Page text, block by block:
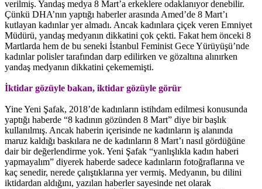
verilmiş. Yandaş medya 8 Mart’a erkeklere odaklanıyor denebilir.
Çünkü DHA’nın yaptığı haberler arasında Amed’de 8 Mart’ı
kutlayan kadınlar yer almadı. Ancak kadınlara çiçek veren Emniyet
Müdürü, yandaş medyanın dikkatini çok çekti. Fakat hem önceki 8
Martlarda hem de bu seneki İstanbul Feminist Gece Yürüyüşü’nde
kadınlar polisler tarafından darp edilirken ve gözaltına alınırken
yandaş medyanın dikkatini çekememişti.
İktidar gözüyle bakan, iktidar gözüyle görür
Yine Yeni Şafak, 2018’de kadınların istihdam edilmesi konusunda
yaptığı haberde “8 kadının gözünden 8 Mart” diye bir başlık
kullanılmış. Ancak haberin içerisinde ne kadınların iş alanında
maruz kaldığı baskılara ne de kadınların 8 Mart’ı nasıl gördüğüne
dair bir değerlendirme yok. Yeni Şafak “yanlışlıkla kadın haberi
yapmayalım” diyerek haberde sadece kadınların fotoğraflarına ve
kaç senedir, nerede çalıştıklarına yer vermiş. Medyanın, bu dilini
iktidardan aldığını, yazılan haberler sayesinde net olarak